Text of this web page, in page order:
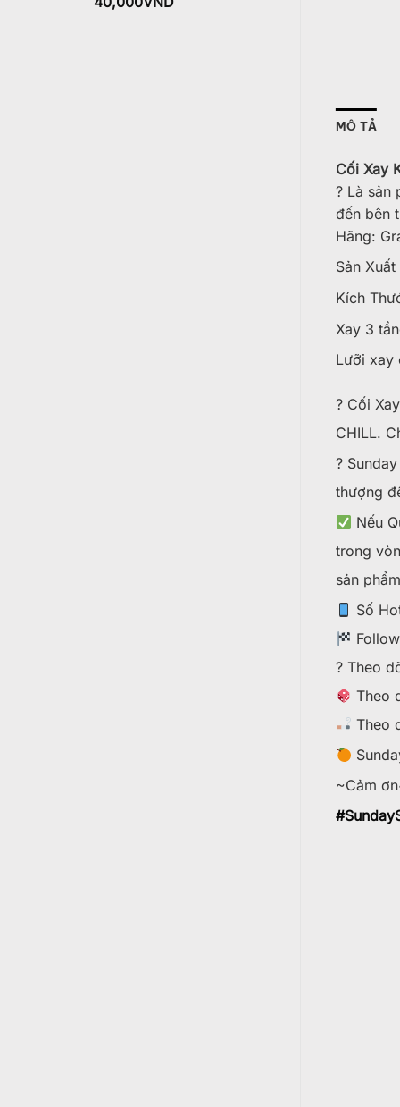
hạng
MÔ TẢ
Cối Xay
? Là sản
đến bên
Hãng:
Sản Xuất
Kích
Xay 3
Lưỡi xay
? Cối
CHILL.
?
thượng
Nếu
trong
sản
Số
? Theo
Theo
Theo
~Cảm
#